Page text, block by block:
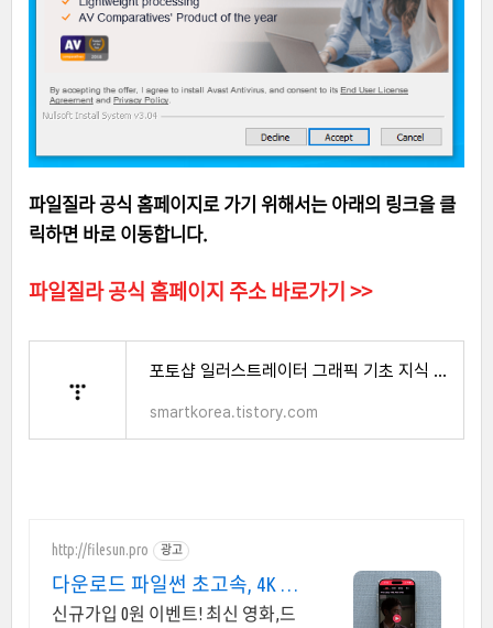
파일질라 공식 홈페이지로 가기 위해서는 아래의 링크을 클
릭하면 바로 이동합니다.
파일질라 공식 홈페이지 주소 바로가기 >>
포토샵 일러스트레이터 그래픽 기초 지식 벡터와 비트맵 차이
smartkorea.tistory.com
http://filesun.pro 광고
다운로드 파일썬 초고속, 4K 실
시간 보기!
신규가입 0원 이벤트! 최신 영화,드